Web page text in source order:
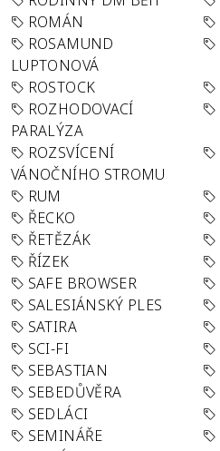
ROMÁN
ROSAMUND
LUPTONOVÁ
ROSTOCK
ROZHODOVACÍ
PARALÝZA
ROZSVÍCENÍ
VÁNOČNÍHO STROMU
RUM
ŘECKO
ŘETĚZÁK
ŘÍZEK
SAFE BROWSER
SALESIÁNSKÝ PLES
SATIRA
SCI-FI
SEBASTIAN
SEBEDŮVĚRA
SEDLÁCI
SEMINÁŘE